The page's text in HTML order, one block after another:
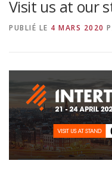
CONTACTS
Visit us at our
PUBLIÉ LE 4 MARS 2020